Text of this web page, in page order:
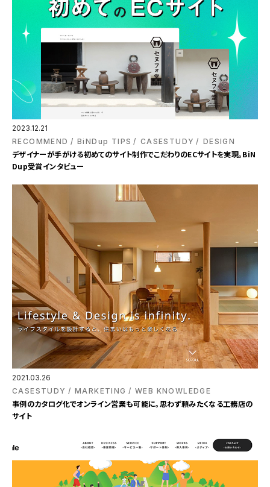
2023.12.21
RECOMMEND
BiNDup TIPS CASESTUDY DESIGN
デザイナーが手がける初めてのサイト制作でこだわりのECサイトを実現。BiN
Dup受賞インタビュー
2021.03.26
CASESTUDY
MARKETING WEB KNOWLEDGE
事例のカタログ化でオンライン営業も可能に。思わず頼みたくなる工務店の
サイト